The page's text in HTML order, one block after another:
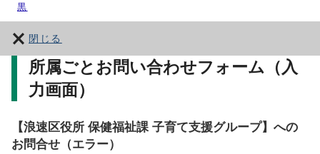
黒
閉じる
所属ごとお問い合わせフォーム（入
力画面）
【浪速区役所 保健福祉課 子育て支援グループ】への
お問合せ（エラー）